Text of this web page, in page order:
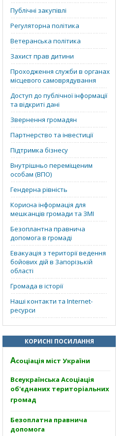
Публічні закупівлі
Регуляторна політика
Ветеранська політика
Захист прав дитини
Проходження служби в органах
місцевого самоврядування
Доступ до публічної інформації
та відкриті дані
Звернення громадян
Партнерство та інвестиції
Підтримка бізнесу
Внутрішньо переміщеним
особам (ВПО)
Гендерна рівність
Корисна інформація для
мешканців громади та ЗМІ
Безоплантна правнича
допомога в громаді
Евакуація з території ведення
бойових дій в Запорізькій
області
Громада в історії
Наші контакти та Internet-
ресурси
КОРИСНІ ПОСИЛАННЯ
Асоціація міст України
Всеукраїнська Асоціація
об'єднаних територіальних
громад
Безоплатна правнича
допомога